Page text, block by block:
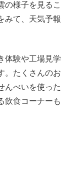
の様子を見るこ
みて、天気予報
体験や工場見学
。たくさんのお
んべいを使った
飲食コーナーも